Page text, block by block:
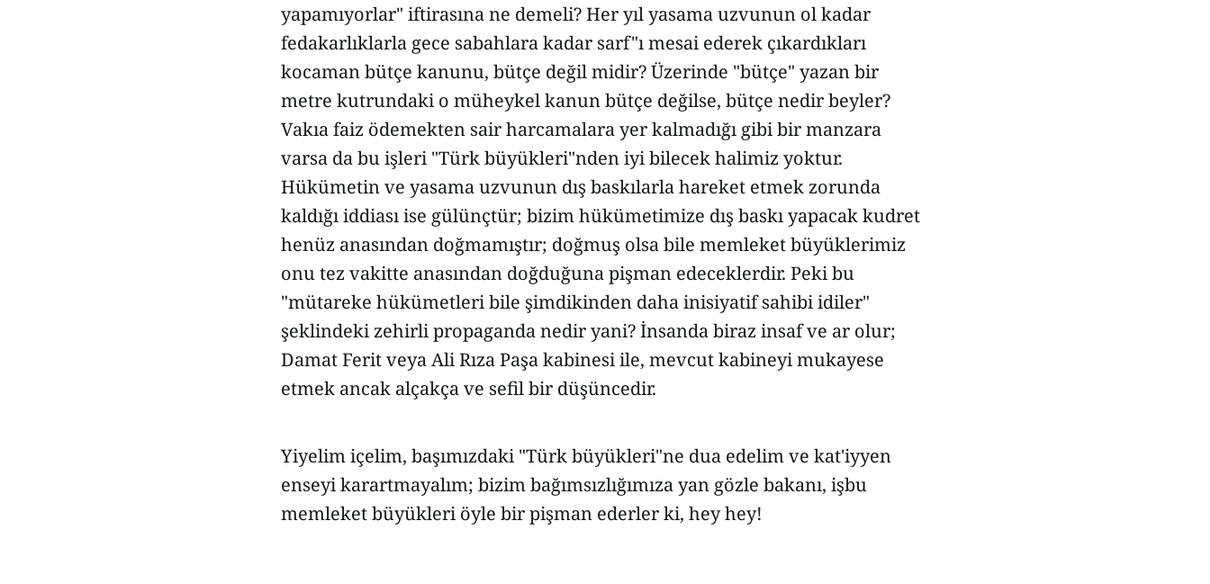
yapamıyorlar" iftirasına ne demeli? Her yıl yasama uzvunun ol kadar
fedakarlıklarla gece sabahlara kadar sarf"ı mesai ederek çıkardıkları
kocaman bütçe kanunu, bütçe değil midir? Üzerinde "bütçe" yazan bir
metre kutrundaki o müheykel kanun bütçe değilse, bütçe nedir beyler?
Vakıa faiz ödemekten sair harcamalara yer kalmadığı gibi bir manzara
varsa da bu işleri "Türk büyükleri"nden iyi bilecek halimiz yoktur.
Hükümetin ve yasama uzvunun dış baskılarla hareket etmek zorunda
kaldığı iddiası ise gülünçtür; bizim hükümetimize dış baskı yapacak kudret
henüz anasından doğmamıştır; doğmuş olsa bile memleket büyüklerimiz
onu tez vakitte anasından doğduğuna pişman edeceklerdir. Peki bu
"mütareke hükümetleri bile şimdikinden daha inisiyatif sahibi idiler"
şeklindeki zehirli propaganda nedir yani? İnsanda biraz insaf ve ar olur;
Damat Ferit veya Ali Rıza Paşa kabinesi ile, mevcut kabineyi mukayese
etmek ancak alçakça ve sefil bir düşüncedir.
Yiyelim içelim, başımızdaki "Türk büyükleri"ne dua edelim ve kat'iyyen
enseyi karartmayalım; bizim bağımsızlığımıza yan gözle bakanı, işbu
memleket büyükleri öyle bir pişman ederler ki, hey hey!